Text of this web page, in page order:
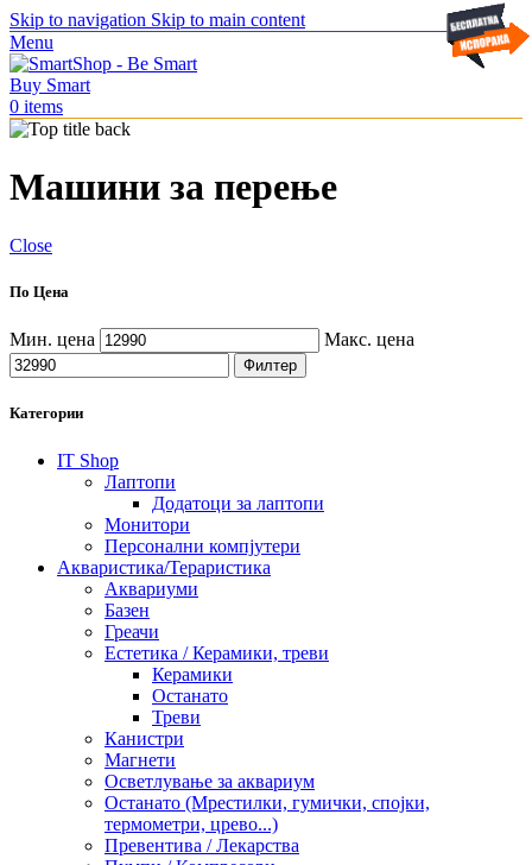
Skip to navigation Skip to main content
Menu
0 items
Машини за перење
Close
По Цена
Мин. цена Макс. цена
Филтер
Категории
IT Shop
Лаптопи
Додатоци за лаптопи
Монитори
Персонални компјутери
Акваристика/Тераристика
Аквариуми
Базен
Греачи
Естетика / Керамики, треви
Керамики
Останато
Треви
Канистри
Магнети
Осветлување за аквариум
Останато (Мрестилки, гумички, спојки,
термометри, црево...)
Превентива / Лекарства